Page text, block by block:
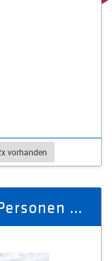
vorhanden
Gruppenausflug für 15 Personen bei BELANTIS